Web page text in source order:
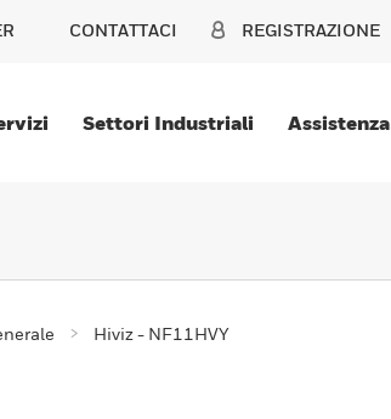
CONTATTACI REGISTRAZIONE
Settori Industriali Assistenza
Hiviz - NF11HVY